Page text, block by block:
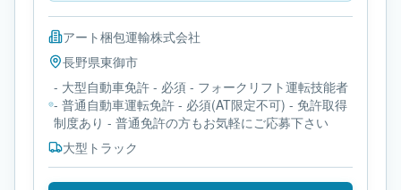
アート梱包運輸株式会社
長野県東御市
- 大型自動車免許 - 必須 - フォークリフト運転技能者
- 普通自動車運転免許 - 必須(AT限定不可) - 免許取得
制度あり - 普通免許の方もお気軽にご応募下さい
大型トラック